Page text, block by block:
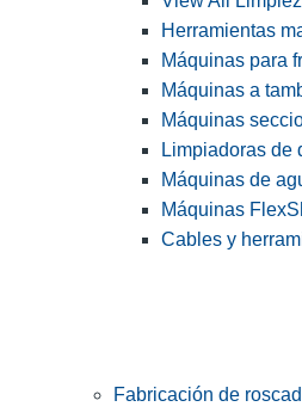
Herramientas
Máquinas para
Máquinas a
Máquinas
Limpiadoras de
Máquinas de
Máquinas
Cables y
Fabricación de